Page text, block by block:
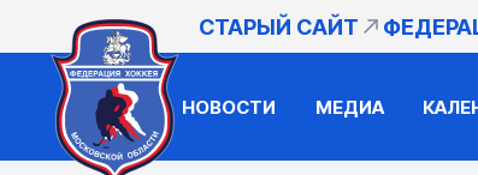
СТАРЫЙ САЙТ
НОВОСТИ МЕДИА